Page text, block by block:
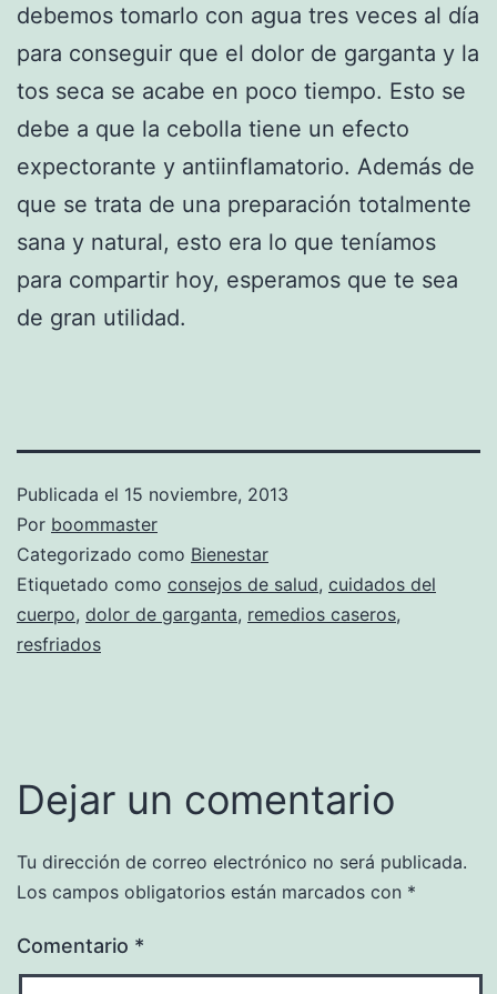
debemos tomarlo con agua tres veces al día
para conseguir que el dolor de garganta y la
tos seca se acabe en poco tiempo. Esto se
debe a que la cebolla tiene un efecto
expectorante y antiinflamatorio. Además de
que se trata de una preparación totalmente
sana y natural, esto era lo que teníamos
para compartir hoy, esperamos que te sea
de gran utilidad.
Publicada el 15 noviembre, 2013
Por boommaster
Categorizado como Bienestar
Etiquetado como consejos de salud, cuidados del
cuerpo, dolor de garganta, remedios caseros,
resfriados
Dejar un comentario
Tu dirección de correo electrónico no será publicada.
Los campos obligatorios están marcados con *
Comentario *